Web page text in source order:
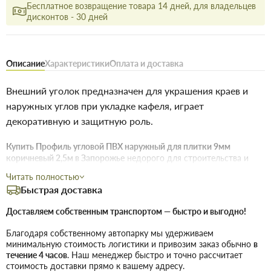
Бесплатное возвращение товара 14 дней, для владельцев
дисконтов - 30 дней
ОписаниеХарактеристикиОплата и доставка
Внешний уголок предназначен для украшения краев и
наружных углов при укладке кафеля, играет
декоративную и защитную роль.
Купить Профиль угловой ПВХ наружный для плитки 9мм
коричневый 2,5м в Запорожье недорого для строительства и
купить по низкой цене непосредственно на складе, или на сайте,
что сэкономит Вам время.
Преимущества нашего интернет-магазина стройтоваров не
Мы предлагаем купить товары действительно высокого
качества, а для этого заключаем договора с
непосредственными производителями.
Читать полностью
Быстрая доставка
Доставляем собственным транспортом — быстро и выгодно!
Благодаря собственному автопарку мы удерживаем
минимальную стоимость логистики и привозим заказ обычно в
течение 4 часов. Наш менеджер быстро и точно рассчитает
стоимость доставки прямо к вашему адресу.